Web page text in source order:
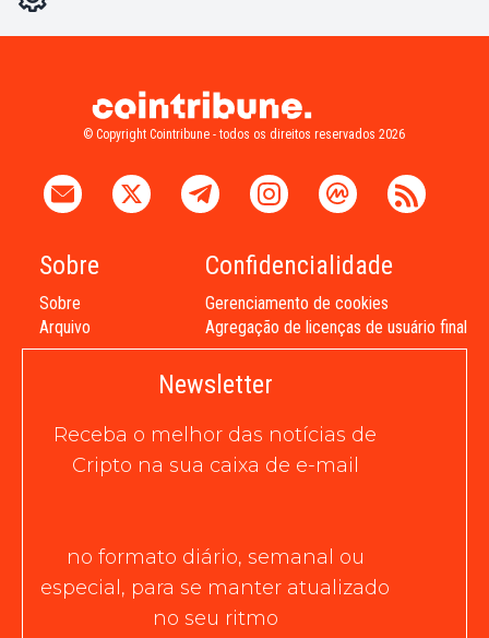
© Copyright Cointribune - todos os direitos reservados 2026
Sobre
Sobre
Arquivo
Confidencialidade
Gerenciamento de cookies
Agregação de licenças de usuário final
Newsletter
Receba o melhor das notícias de
Cripto na sua caixa de e-mail
no formato diário, semanal ou
especial, para se manter atualizado
no seu ritmo